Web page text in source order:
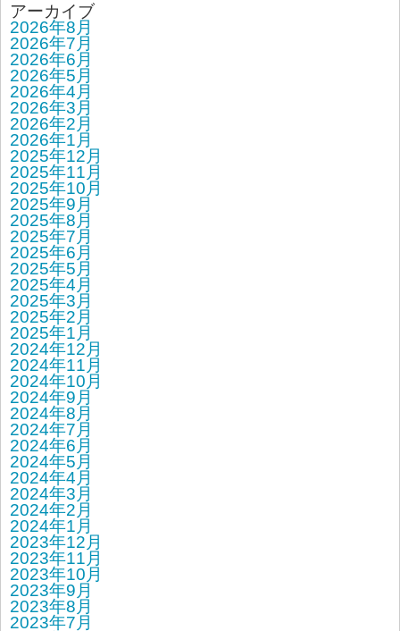
アーカイブ
2026年8月
2026年7月
2026年6月
2026年5月
2026年4月
2026年3月
2026年2月
2026年1月
2025年12月
2025年11月
2025年10月
2025年9月
2025年8月
2025年7月
2025年6月
2025年5月
2025年4月
2025年3月
2025年2月
2025年1月
2024年12月
2024年11月
2024年10月
2024年9月
2024年8月
2024年7月
2024年6月
2024年5月
2024年4月
2024年3月
2024年2月
2024年1月
2023年12月
2023年11月
2023年10月
2023年9月
2023年8月
2023年7月